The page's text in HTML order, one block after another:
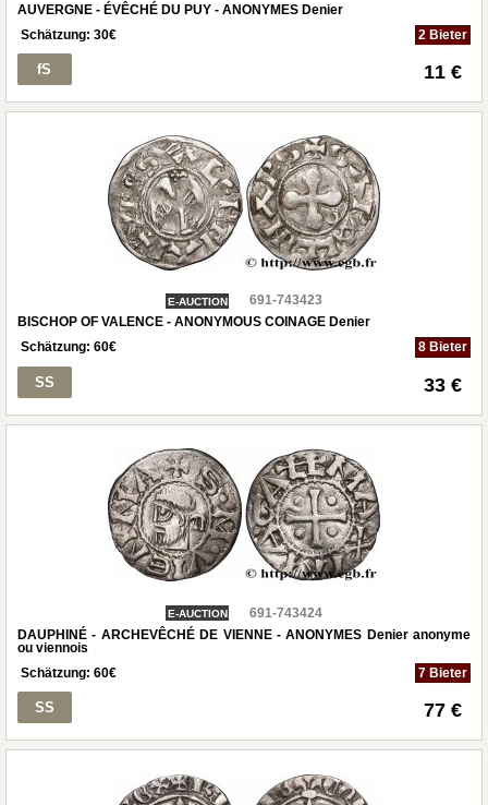
AUVERGNE - ÉVÊCHÉ DU PUY - ANONYMES Denier
Schätzung: 30€ 2 Bieter
fS 11 €
E-AUCTION
691-743423
BISCHOP OF VALENCE - ANONYMOUS COINAGE Denier
Schätzung: 60€ 8 Bieter
SS 33 €
E-AUCTION
691-743424
DAUPHINÉ - ARCHEVÊCHÉ DE VIENNE - ANONYMES Denier anonyme
ou viennois
Schätzung: 60€ 7 Bieter
SS 77 €